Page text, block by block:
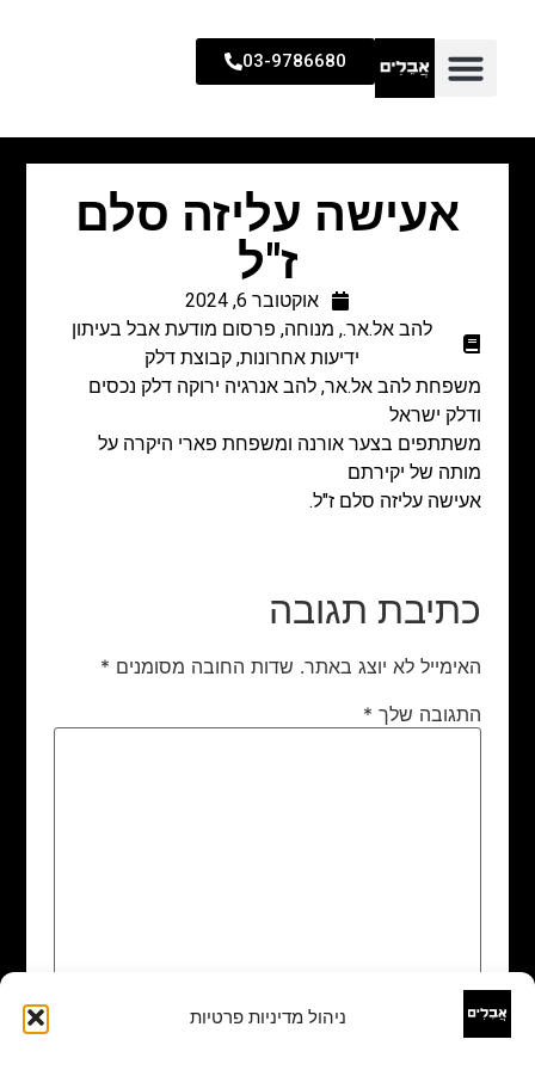
ניהול מדיניות פרטיות
03-9786680
אעישה עליזה סלם
ז"ל
אוקטובר 6, 2024
להב אל.אר., מנוחה, פרסום מודעת אבל בעיתון
ידיעות אחרונות, קבוצת דלק
משפחת להב אל.אר, להב אנרגיה ירוקה דלק נכסים
ודלק ישראל
משתתפים בצער אורנה ומשפחת פארי היקרה על
מותה של יקירתם
אעישה עליזה סלם ז"ל.
כתיבת תגובה
האימייל לא יוצג באתר. שדות החובה מסומנים *
התגובה שלך *
שם